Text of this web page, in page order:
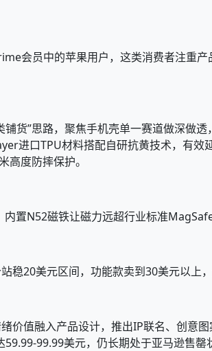
会员中的苹果用户，这类消费者注重
铺货”思路，聚焦手机壳单一赛道做深做
进口TPU材料搭配自研抗黄技术，有
高度防摔保护。
置N52磁铁让磁力远超行业标准
稳20美元区间，功能款卖到30美元以上
价值融入产品设计，推出IP联名、创意
99.99美元，仍长期处于亚马逊售罄